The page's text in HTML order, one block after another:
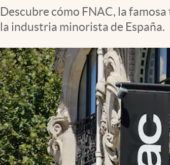
Descubre cómo FNAC, la
la industria minorista de España.